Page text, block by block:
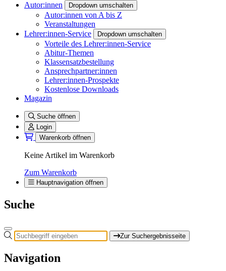
Autor:innen
Dropdown umschalten
Autor:innen von A bis Z
Veranstaltungen
Lehrer:innen-Service
Dropdown umschalten
Vorteile des Lehrer:innen-Service
Abitur-Themen
Klassensatzbestellung
Ansprechpartner:innen
Lehrer:innen-Prospekte
Kostenlose Downloads
Magazin
Suche öffnen
Login
Warenkorb öffnen
Keine Artikel im Warenkorb
Zum Warenkorb
Hauptnavigation öffnen
Suche
Zur Suchergebnisseite
Navigation